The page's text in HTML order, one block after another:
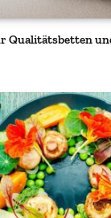
Qualitätsbetten